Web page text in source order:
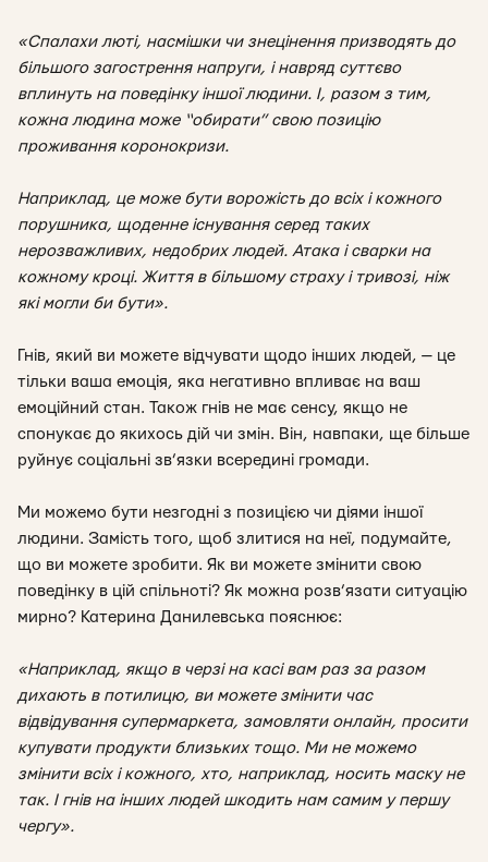
«Спалахи люті, насмішки чи знецінення призводять до
більшого загострення напруги, і навряд суттєво
вплинуть на поведінку іншої людини. І, разом з тим,
кожна людина може “обирати” свою позицію
проживання коронокризи.
Наприклад, це може бути ворожість до всіх і кожного
порушника, щоденне існування серед таких
нерозважливих, недобрих людей. Атака і сварки на
кожному кроці. Життя в більшому страху і тривозі, ніж
які могли би бути».
Гнів, який ви можете відчувати щодо інших людей, — це
тільки ваша емоція, яка негативно впливає на ваш
емоційний стан. Також гнів не має сенсу, якщо не
спонукає до якихось дій чи змін. Він, навпаки, ще більше
руйнує соціальні зв’язки всередині громади.
Ми можемо бути незгодні з позицією чи діями іншої
людини. Замість того, щоб злитися на неї, подумайте,
що ви можете зробити. Як ви можете змінити свою
поведінку в цій спільноті? Як можна розв’язати ситуацію
мирно? Катерина Данилевська пояснює:
«Наприклад, якщо в черзі на касі вам раз за разом
дихають в потилицю, ви можете змінити час
відвідування супермаркета, замовляти онлайн, просити
купувати продукти близьких тощо. Ми не можемо
змінити всіх і кожного, хто, наприклад, носить маску не
так. І гнів на інших людей шкодить нам самим у першу
чергу».